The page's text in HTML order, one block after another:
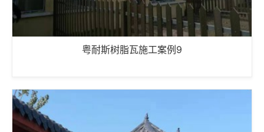
粤耐斯树脂瓦施工案例9